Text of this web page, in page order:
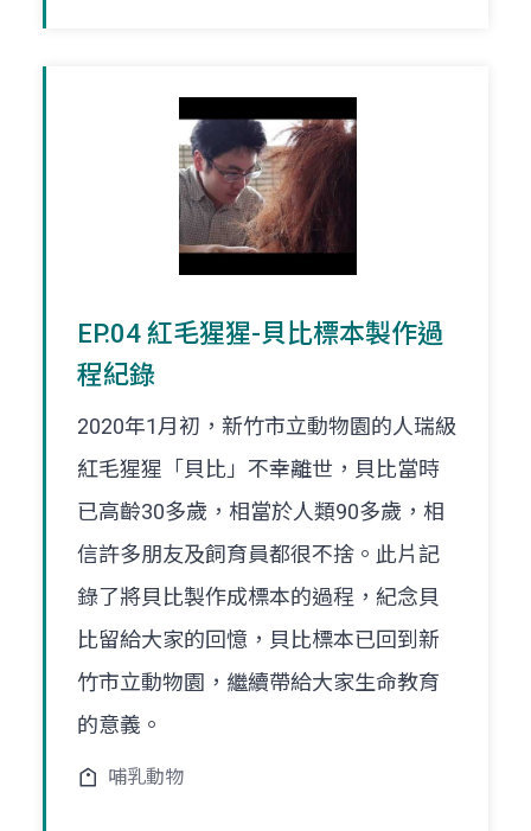
EP.04 紅毛猩猩-貝比標本製作過
程紀錄
2020年1月初，新竹市立動物園的人瑞級
紅毛猩猩「貝比」不幸離世，貝比當時
已高齡30多歲，相當於人類90多歲，相
信許多朋友及飼育員都很不捨。此片記
錄了將貝比製作成標本的過程，紀念貝
比留給大家的回憶，貝比標本已回到新
竹市立動物園，繼續帶給大家生命教育
的意義。
哺乳動物